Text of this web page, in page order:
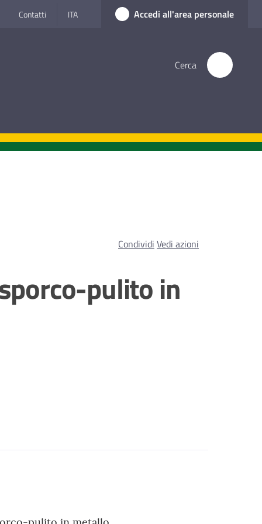
Contatti ITA Accedi all'area personale
Cerca
pulito in
Condividi Vedi azioni